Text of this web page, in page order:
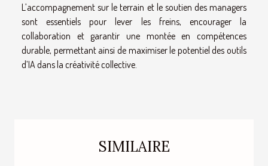
L’accompagnement sur le terrain et le soutien des managers
sont essentiels pour lever les freins, encourager la
collaboration et garantir une montée en compétences
durable, permettant ainsi de maximiser le potentiel des outils
d’IA dans la créativité collective.
SIMILAIRE